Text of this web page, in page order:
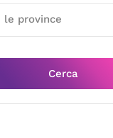
le province
Cerca